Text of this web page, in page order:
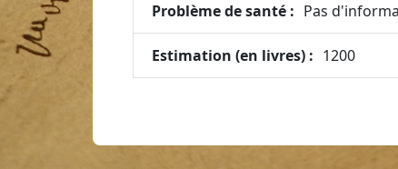
Problème de santé : Pas
Estimation (en livres) : 1200